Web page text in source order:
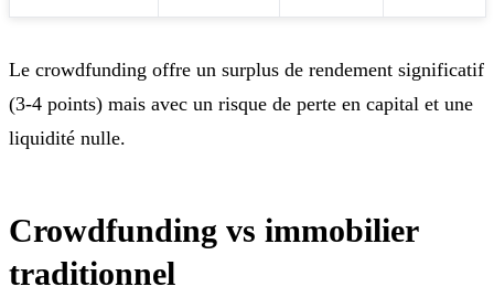
Le crowdfunding offre un surplus de rendement significatif
(3-4 points) mais avec un risque de perte en capital et une
liquidité nulle.
Crowdfunding vs immobilier
traditionnel